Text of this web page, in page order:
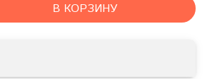
В КОРЗИНУ